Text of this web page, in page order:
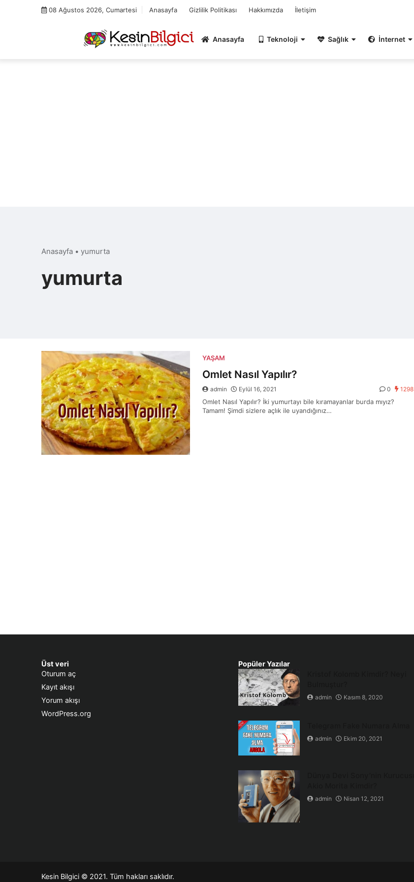
08 Ağustos 2026, Cumartesi Anasayfa Gizlilik Politikası Hakkımızda İletişim
Anasayfa Teknoloji Sağlık İnternet
Anasayfa • yumurta
yumurta
YAŞAM
Omlet Nasıl Yapılır?
admin Eylül 16, 2021 0 1298
Omlet Nasıl Yapılır? İki yumurtayı bile kıramayanlar burda mıyız?
Tamam! Şimdi sizlere açlık ile uyandığınız…
Üst veri
Oturum aç
Kayıt akışı
Yorum akışı
WordPress.org
Popüler Yazılar
admin Kasım 8, 2020
admin Ekim 20, 2021
admin Nisan 12, 2021
Kesin Bilgici © 2021. Tüm hakları saklıdır.